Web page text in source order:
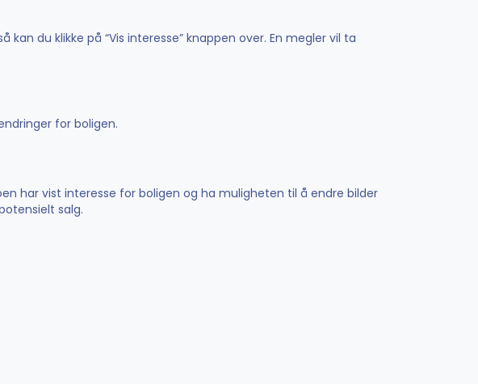
du klikke på “Vis interesse” knappen over. En megler vil ta
for boligen.
har vist interesse for boligen og ha muligheten til å endre bilder
salg.